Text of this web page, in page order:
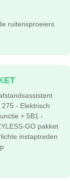
ruitensproeiers
- Elektrisch
+ 5B1 -
GO pakket
instaptreden